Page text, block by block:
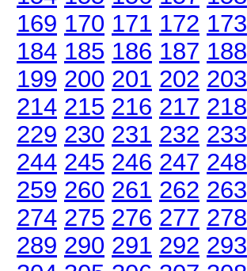
169 170 171 172 173
184 185 186 187 188
199 200 201 202 203
214 215 216 217 218
229 230 231 232 233
244 245 246 247 248
259 260 261 262 263
274 275 276 277 278
289 290 291 292 293